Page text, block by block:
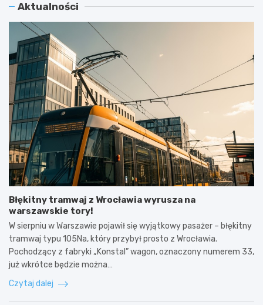
Aktualności
Błękitny tramwaj z Wrocławia wyrusza na
warszawskie tory!
W sierpniu w Warszawie pojawił się wyjątkowy pasażer – błękitny
tramwaj typu 105Na, który przybył prosto z Wrocławia.
Pochodzący z fabryki „Konstal” wagon, oznaczony numerem 33,
już wkrótce będzie można…
Czytaj dalej